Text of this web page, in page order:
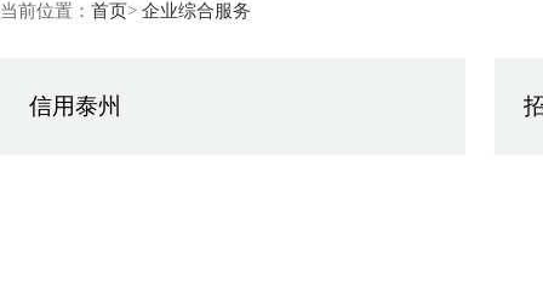
当前位置： 首页> 企业综合服务
信用泰州